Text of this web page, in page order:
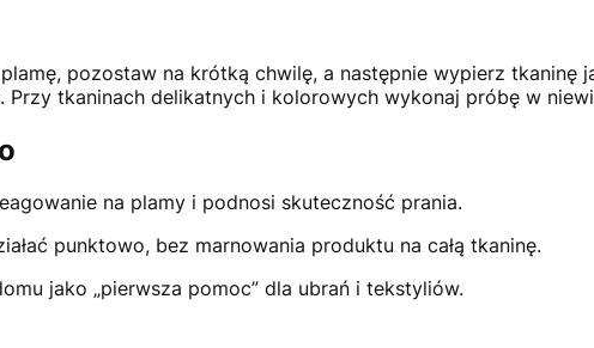
pozostaw na krótką chwilę, a następnie wypierz tkaninę
Przy tkaninach delikatnych i kolorowych wykonaj próbę w
na plamy i podnosi skuteczność prania.
punktowo, bez marnowania produktu na całą tkaninę.
jako „pierwsza pomoc” dla ubrań i tekstyliów.